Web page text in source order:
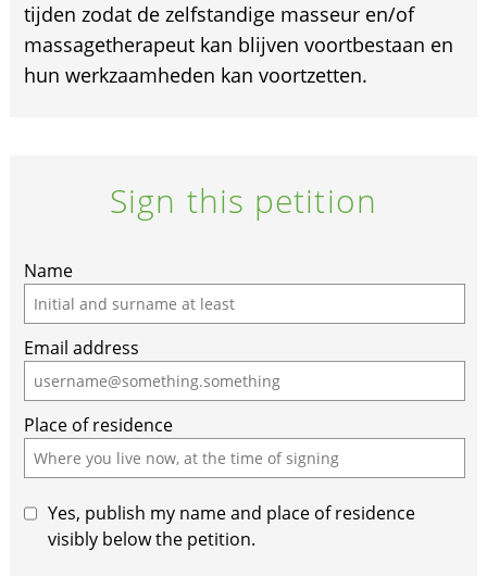
tijden zodat de zelfstandige masseur en/of
massagetherapeut kan blijven voortbestaan en
hun werkzaamheden kan voortzetten.
Sign this petition
Name
Email address
Place of residence
Yes, publish my name and place of residence
visibly below the petition.